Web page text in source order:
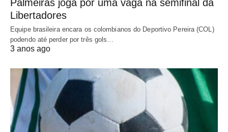
Palmeiras joga por uma vaga na semifinal da
Libertadores
Equipe brasileira encara os colombianos do Deportivo Pereira (COL)
podendo até perder por três gols…
3 anos ago